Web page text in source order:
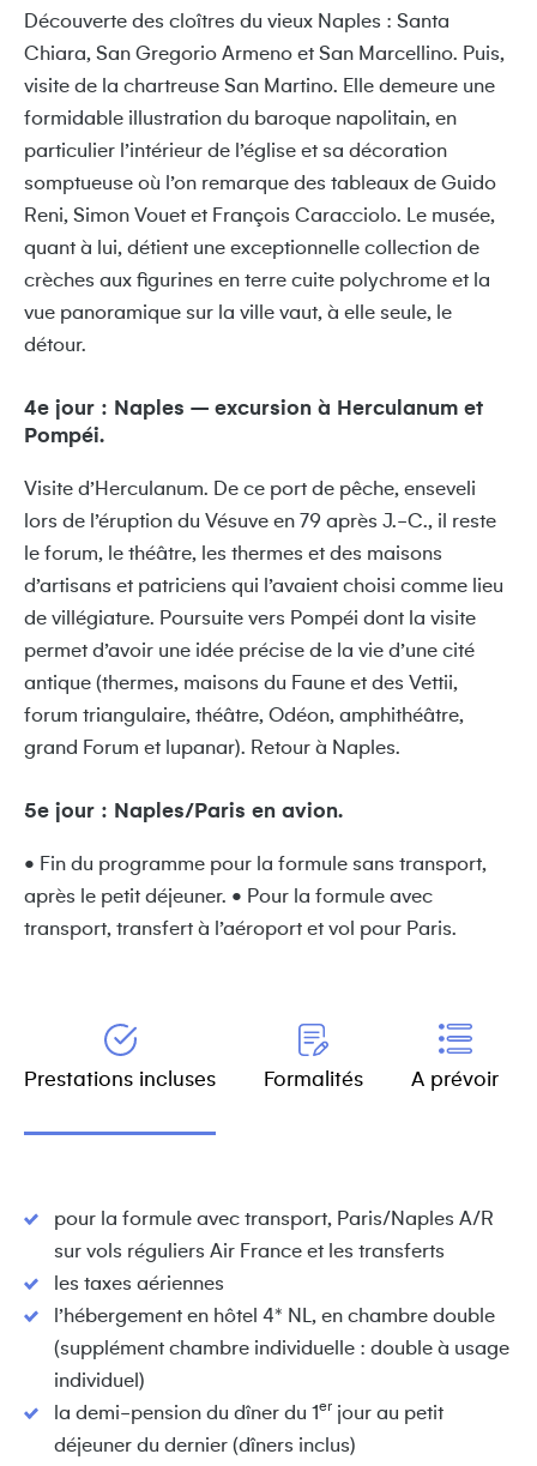
Découverte des cloîtres du vieux Naples : Santa
Chiara, San Gregorio Armeno et San Marcellino. Puis,
visite de la chartreuse San Martino. Elle demeure une
formidable illustration du baroque napolitain, en
particulier l’intérieur de l’église et sa décoration
somptueuse où l’on remarque des tableaux de Guido
Reni, Simon Vouet et François Caracciolo. Le musée,
quant à lui, détient une exceptionnelle collection de
crèches aux figurines en terre cuite polychrome et la
vue panoramique sur la ville vaut, à elle seule, le
détour.
4e jour : Naples – excursion à Herculanum et
Pompéi.
Visite d’Herculanum. De ce port de pêche, enseveli
lors de l’éruption du Vésuve en 79 après J.-C., il reste
le forum, le théâtre, les thermes et des maisons
d’artisans et patriciens qui l’avaient choisi comme lieu
de villégiature. Poursuite vers Pompéi dont la visite
permet d’avoir une idée précise de la vie d’une cité
antique (thermes, maisons du Faune et des Vettii,
forum triangulaire, théâtre, Odéon, amphithéâtre,
grand Forum et lupanar). Retour à Naples.
5e jour : Naples/Paris en avion.
• Fin du programme pour la formule sans transport,
après le petit déjeuner. • Pour la formule avec
transport, transfert à l’aéroport et vol pour Paris.
Prestations incluses Formalités A prévoir
pour la formule avec transport, Paris/Naples A/R
sur vols réguliers Air France et les transferts
les taxes aériennes
l’hébergement en hôtel 4* NL, en chambre double
(supplément chambre individuelle : double à usage
individuel)
la demi-pension du dîner du 1er jour au petit
déjeuner du dernier (dîners inclus)